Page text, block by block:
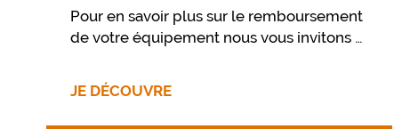
Pour en savoir plus sur le remboursement
de votre équipement nous vous invitons à
JE DÉCOUVRE